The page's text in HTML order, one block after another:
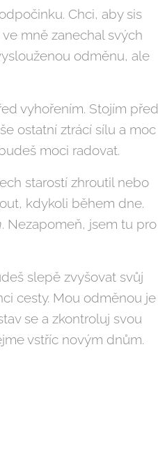
Chci, aby sis
mně zanechal svých
odměnu, ale
vyhořením. Stojím před
ostatní ztrácí sílu a moc
moci radovat.
starostí zhroutil nebo
kdykoli během dne.
. Nezapomeň, jsem tu pro
slepě zvyšovat svůj
cesty. Mou odměnou je
se a zkontroluj svou
vstříc novým dnům.